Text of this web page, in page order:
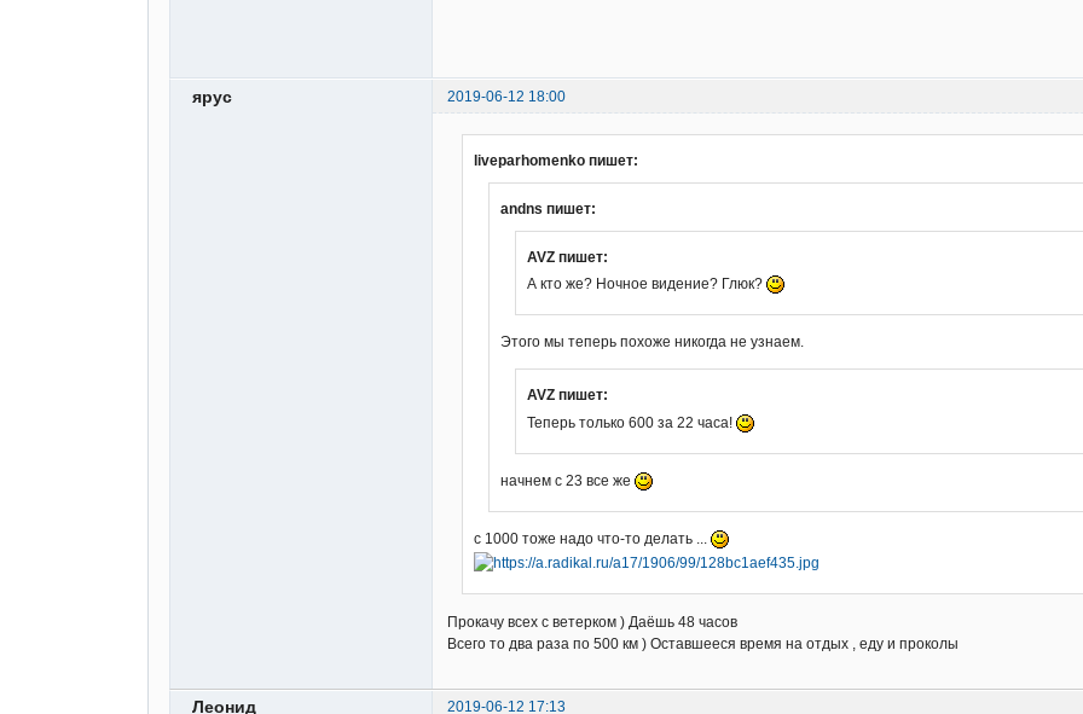
ярус 2019-06-12 18:00
liveparhomenko пишет:
andns пишет:
AVZ пишет:
А кто же? Ночное видение? Глюк?
Этого мы теперь похоже никогда не узнаем.
AVZ пишет:
Теперь только 600 за 22 часа!
начнем с 23 все же
с 1000 тоже надо что-то делать ...
Прокачу всех с ветерком ) Даёшь 48 часов
Всего то два раза по 500 км ) Оставшееся время на отдых , еду и проколы
Леонид 2019-06-12 17:13